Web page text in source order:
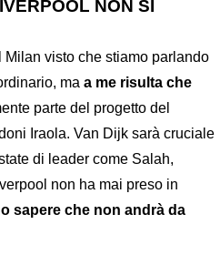
NON SI
visto che stiamo parlando
ma a me risulta che
parte del progetto del
Iraola. Van Dijk sarà cruciale
di leader come Salah,
non ha mai preso in
sapere che non andrà da